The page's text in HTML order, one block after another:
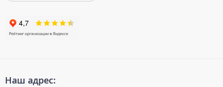
Наш адрес: